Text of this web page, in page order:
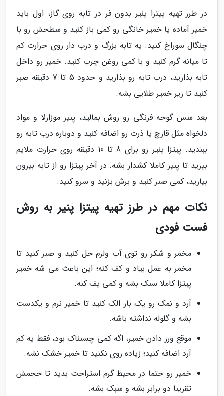
در طرز تهیه پیتزا پنیر بدون فر در تابه روی گاز، اول باید
خمیر آماده یا خمیر خانگی رو کمی باز کنید و سطحش رو با
چنگال سوراخ کنید. یه تابه بزرگ و درب دار روی حرارت کم
تا میانه گرم کنید و با کمی روغن چرب کنید. خمیر رو داخل
تابه بذارید، درب تابه رو بذارید و حدود 5 تا 7 دقیقه صبر
کنید تا زیر خمیر طلایی بشه.
بعد سس گوجه فرنگی رو روش بمالید، پنیر موزارلا و مواد
دلخواه مثل قارچ یا ذرت رو اضافه کنید و دوباره درب تابه رو
ببندید. پیتزا پنیر رو برای 8 تا 10 دقیقه روی حرارت ملایم
بپزید تا پنیر کاملا کشدار بشه. در آخر پیتزا رو از تابه بیرون
بیارید، کمی صبر کنید و برش بزنید و سرو کنید.
نکات مهم در طرز تهیه پیتزا پنیر به روش
فست فودی
مخمر و شکر رو توی آب ولرم حل کنید و صبر کنید تا
مخمر به عمل بیاد و کف کنه؛ این باعث می شه خمیر
پیتزا کاملا سبک بشه و کمی پف کنه.
آرد و نمک رو یک بار الک کنید تا خمیر نرم و یکدست
بشه و گلوله نداشته باشه.
موقع ورز دادن خمیر، اگه کمی چسبناک بود، فقط یه کم
آرد اضافه کنید؛ زیاده روی نکنید تا خمیر خشک نشه.
خمیر رو حتما در محیط گرم استراحت بدید تا حجمش
تقریبا دو برابر بشه و سبک بشه.